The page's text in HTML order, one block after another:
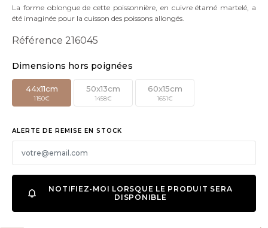
La forme oblongue de cette poissonnière, en cuivre étamé martelé, a
été imaginée pour la cuisson des poissons allongés.
Référence 216045
Dimensions hors poignées
44x11cm
1 150€
50x13cm
1 458€
60x15cm
1 651€
ALERTE DE REMISE EN STOCK
NOTIFIEZ-MOI LORSQUE LE PRODUIT SERA
DISPONIBLE